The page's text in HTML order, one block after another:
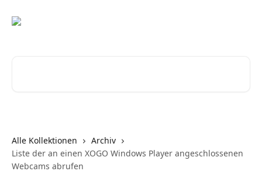
Alle Kollektionen
Archiv
Liste der an einen XOGO Windows Player angeschlossenen
Webcams abrufen